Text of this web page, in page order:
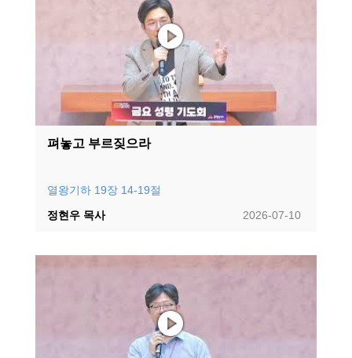
펴놓고 부르짖으라
열왕기하 19장 14-19절
2026-07-10
정현우 목사